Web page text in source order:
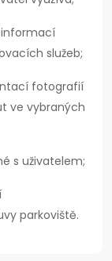
služeb;
fotografií
ve vybraných
s uživatelem;
parkoviště.